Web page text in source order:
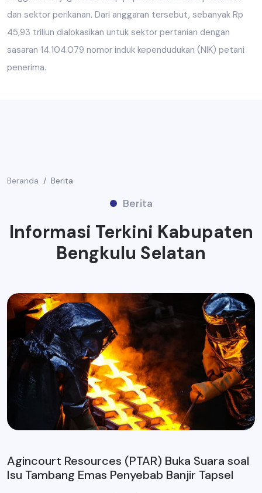
dan sektor perikanan. Dari anggaran tersebut, sebanyak Rp
45,93 triliun dialokasikan untuk sektor pertanian dengan
sasaran 14.104.079 nomor induk kependudukan (NIK) petani
penerima.
Beranda Berita
Berita
Informasi Terkini Kabupaten
Bengkulu Selatan
Agincourt Resources (PTAR) Buka Suara soal
Isu Tambang Emas Penyebab Banjir Tapsel